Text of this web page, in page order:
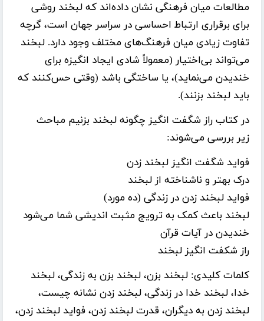
مطالعات میان فرهنگی نشان داده‌اند که لبخند روشی
برای برقراری ارتباط احساسی در سراسر جهان است، گرچه
تفاوت زیادی میان فرهنگ‌های مختلف وجود دارد. لبخند
می‌تواند بی‌اختیار (معمولاً شادی ایجاد انگیزه برای
خندیدن می‌نماید)، یا ساختگی باشد (وقتی حس‌کنند که
باید لبخند بزنند).
در کتاب راز شگفت انگیز چگونه لبخند بزنیم مباحث
زیر بررسی می‌شوند:
فواید شگفت انگیز لبخند زدن
درک بهتر و ناشناخته از لبخند
فواید لبخند زدن در زندگی (ده مورد)
لبخند باعث کمک به ترویج مثبت اندیشی شما می‌شود
خندیدن در آیات قرآن
راز شکفت انگیز لبخند
کلمات کلیدی: لبخند بزن، لبخند بزن به زندگی، لبخند
خدا، لبخند خدا در زندگی، لبخند زدن نشانه چیست،
لبخند زدن به دیگران، قدرت لبخند زدن، فواید لبخند زدن،